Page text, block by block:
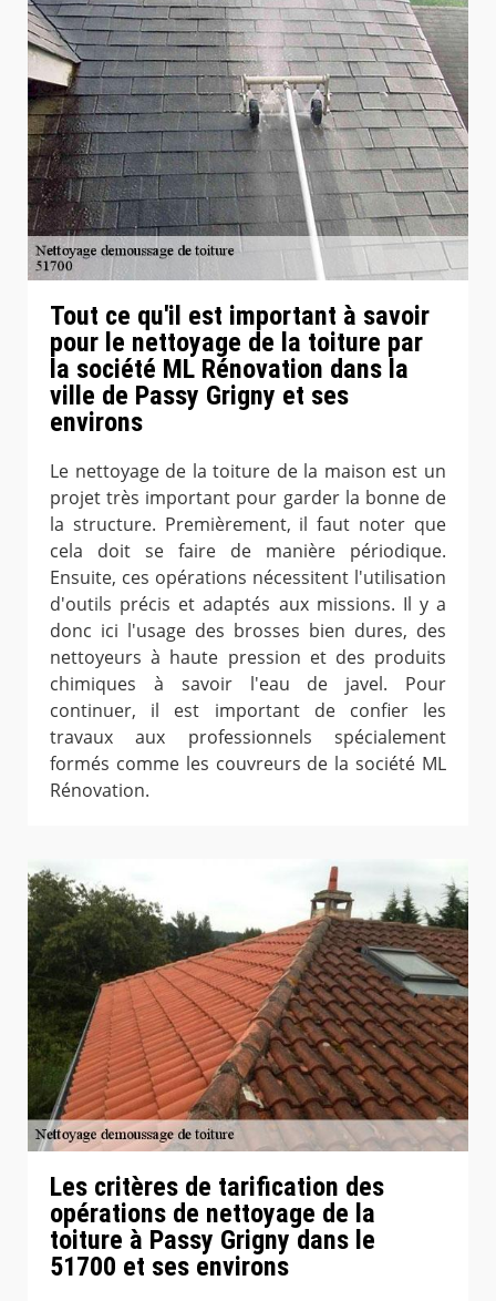
Tout ce qu'il est important à savoir
pour le nettoyage de la toiture par
la société ML Rénovation dans la
ville de Passy Grigny et ses
environs
Le nettoyage de la toiture de la maison est un
projet très important pour garder la bonne de
la structure. Premièrement, il faut noter que
cela doit se faire de manière périodique.
Ensuite, ces opérations nécessitent l'utilisation
d'outils précis et adaptés aux missions. Il y a
donc ici l'usage des brosses bien dures, des
nettoyeurs à haute pression et des produits
chimiques à savoir l'eau de javel. Pour
continuer, il est important de confier les
travaux aux professionnels spécialement
formés comme les couvreurs de la société ML
Rénovation.
Les critères de tarification des
opérations de nettoyage de la
toiture à Passy Grigny dans le
51700 et ses environs